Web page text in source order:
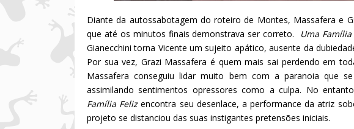
Diante da autossabotagem do roteiro de Montes, Massafera e
que até os minutos finais demonstrava ser correto.
Uma
Gianecchini torna Vicente um sujeito apático, ausente da
Por sua vez, Grazi Massafera é quem mais sai perdendo em
Massafera conseguiu lidar muito bem com a paranoia que
assimilando sentimentos opressores como a culpa. No
Família Felizencontra seu desenlace, a performance da atriz
projeto se distanciou das suas instigantes pretensões iniciais.